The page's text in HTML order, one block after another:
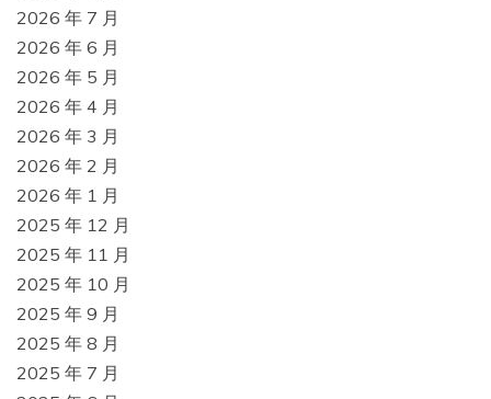
2026 年 7 月
2026 年 6 月
2026 年 5 月
2026 年 4 月
2026 年 3 月
2026 年 2 月
2026 年 1 月
2025 年 12 月
2025 年 11 月
2025 年 10 月
2025 年 9 月
2025 年 8 月
2025 年 7 月